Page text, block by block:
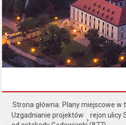
Strona główna Plany miejscowe w
Uzgadnianie projektów
rejon ulicy